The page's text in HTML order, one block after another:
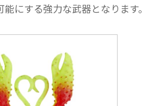
にする強力な武器となります。